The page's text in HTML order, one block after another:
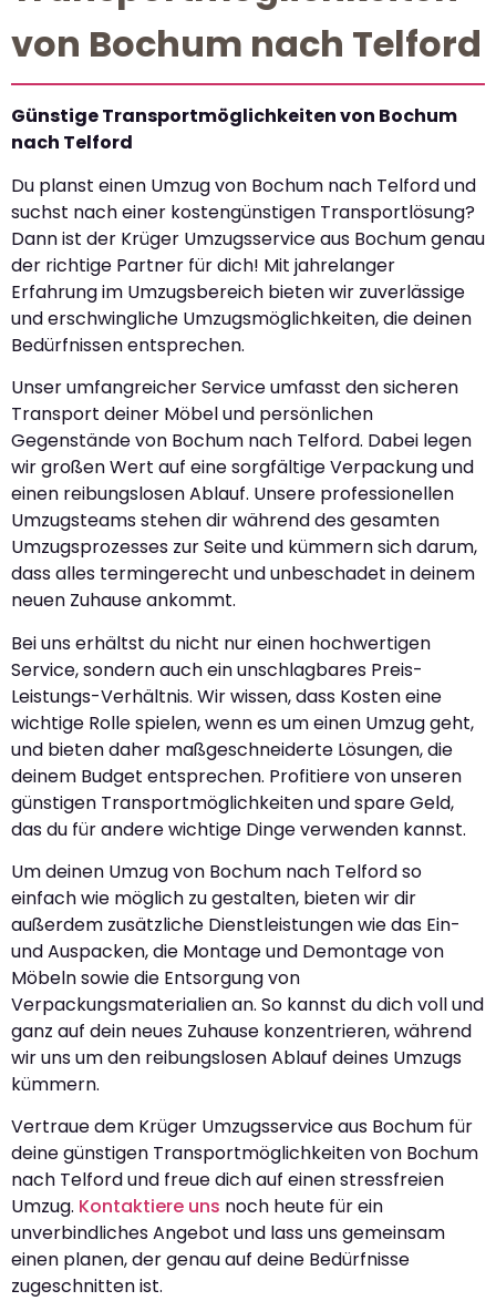
von Bochum nach Telford
Günstige Transportmöglichkeiten von Bochum
nach Telford
Du planst einen Umzug von Bochum nach Telford und
suchst nach einer kostengünstigen Transportlösung?
Dann ist der Krüger Umzugsservice aus Bochum genau
der richtige Partner für dich! Mit jahrelanger
Erfahrung im Umzugsbereich bieten wir zuverlässige
und erschwingliche Umzugsmöglichkeiten, die deinen
Bedürfnissen entsprechen.
Unser umfangreicher Service umfasst den sicheren
Transport deiner Möbel und persönlichen
Gegenstände von Bochum nach Telford. Dabei legen
wir großen Wert auf eine sorgfältige Verpackung und
einen reibungslosen Ablauf. Unsere professionellen
Umzugsteams stehen dir während des gesamten
Umzugsprozesses zur Seite und kümmern sich darum,
dass alles termingerecht und unbeschadet in deinem
neuen Zuhause ankommt.
Bei uns erhältst du nicht nur einen hochwertigen
Service, sondern auch ein unschlagbares Preis-
Leistungs-Verhältnis. Wir wissen, dass Kosten eine
wichtige Rolle spielen, wenn es um einen Umzug geht,
und bieten daher maßgeschneiderte Lösungen, die
deinem Budget entsprechen. Profitiere von unseren
günstigen Transportmöglichkeiten und spare Geld,
das du für andere wichtige Dinge verwenden kannst.
Um deinen Umzug von Bochum nach Telford so
einfach wie möglich zu gestalten, bieten wir dir
außerdem zusätzliche Dienstleistungen wie das Ein-
und Auspacken, die Montage und Demontage von
Möbeln sowie die Entsorgung von
Verpackungsmaterialien an. So kannst du dich voll und
ganz auf dein neues Zuhause konzentrieren, während
wir uns um den reibungslosen Ablauf deines Umzugs
kümmern.
Vertraue dem Krüger Umzugsservice aus Bochum für
deine günstigen Transportmöglichkeiten von Bochum
nach Telford und freue dich auf einen stressfreien
Umzug. Kontaktiere uns noch heute für ein
unverbindliches Angebot und lass uns gemeinsam
einen planen, der genau auf deine Bedürfnisse
zugeschnitten ist.